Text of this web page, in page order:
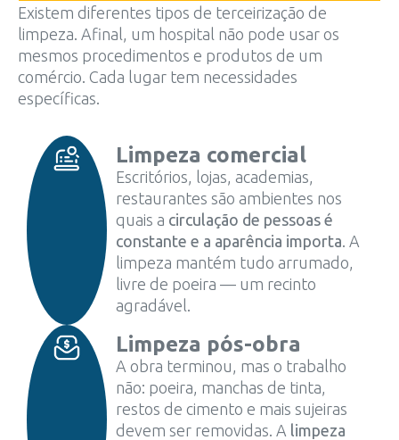
Existem diferentes tipos de terceirização de
limpeza. Afinal, um hospital não pode usar os
mesmos procedimentos e produtos de um
comércio. Cada lugar tem necessidades
específicas.
Limpeza comercial
Escritórios, lojas, academias,
restaurantes são ambientes nos
quais a circulação de pessoas é
constante e a aparência importa . A
limpeza mantém tudo arrumado,
livre de poeira — um recinto
agradável.
Limpeza pós-obra
A obra terminou, mas o trabalho
não: poeira, manchas de tinta,
restos de cimento e mais sujeiras
devem ser removidas. A limpeza